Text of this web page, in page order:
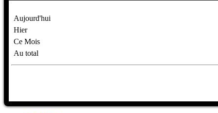
Aujourd'hui
Hier
Ce Mois
Au total